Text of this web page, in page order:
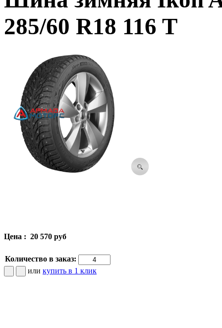
285/60 R18 116 T
Цена : 20 570 руб
Количество в заказ:
или купить в 1 клик